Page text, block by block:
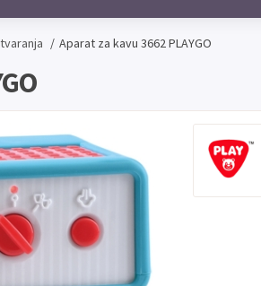
/ Aparat za kavu 3662 PLAYGO